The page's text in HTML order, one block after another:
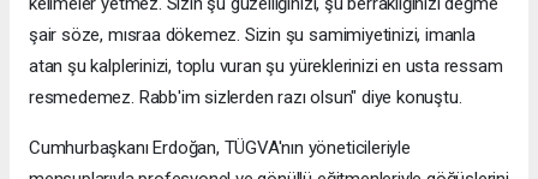
şair söze, mısraa dökemez. Sizin şu samimiyetinizi, imanla
atan şu kalplerinizi, toplu vuran şu yüreklerinizi en usta ressam
resmedemez. Rabb'im sizlerden razı olsun" diye konuştu.
Cumhurbaşkanı Erdoğan, TÜGVA'nın yöneticileriyle